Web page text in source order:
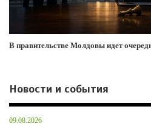
В правительстве Молдовы идет
Новости и события
09.08.2026